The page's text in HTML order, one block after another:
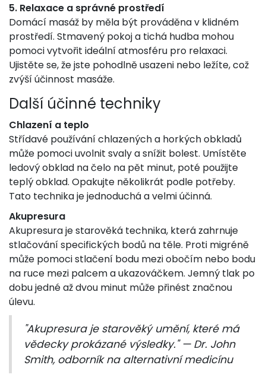
5. Relaxace a správné prostředí
Domácí masáž by měla být prováděna v klidném
prostředí. Stmavený pokoj a tichá hudba mohou
pomoci vytvořit ideální atmosféru pro relaxaci.
Ujistěte se, že jste pohodlně usazeni nebo ležíte, což
zvýší účinnost masáže.
Další účinné techniky
Chlazení a teplo
Střídavé používání chlazených a horkých obkladů
může pomoci uvolnit svaly a snížit bolest. Umístěte
ledový obklad na čelo na pět minut, poté použijte
teplý obklad. Opakujte několikrát podle potřeby.
Tato technika je jednoduchá a velmi účinná.
Akupresura
Akupresura je starověká technika, která zahrnuje
stlačování specifických bodů na těle. Proti migréně
může pomoci stlačení bodu mezi obočím nebo bodu
na ruce mezi palcem a ukazováčkem. Jemný tlak po
dobu jedné až dvou minut může přinést značnou
úlevu.
"Akupresura je starověký umění, které má
vědecky prokázané výsledky." — Dr. John
Smith, odborník na alternativní medicínu